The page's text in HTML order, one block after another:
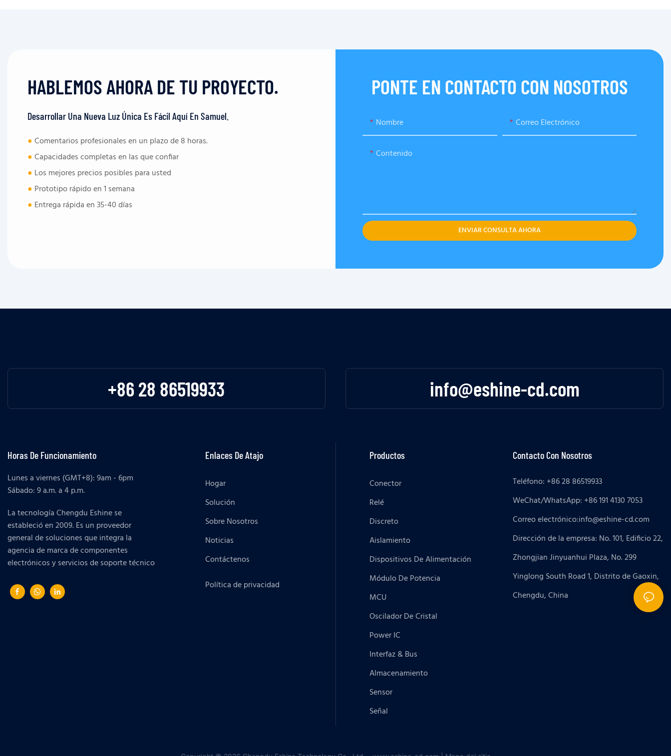
HABLEMOS AHORA DE TU PROYECTO.
Desarrollar Una Nueva Luz Única Es Fácil Aquí En Samuel.
●Comentarios profesionales en un plazo de 8 horas.
●Capacidades completas en las que confiar
● Los mejores precios posibles para usted
● Prototipo rápido en 1 semana
● Entrega rápida en 35-40 días
PONTE EN CONTACTO CON NOSOTROS
Nombre Correo Electrónico
Contenido
ENVIAR CONSULTA AHORA
+86 28 86519933 info@eshine-cd.com
Horas De Funcionamiento
Lunes a viernes (GMT+8): 9am - 6pm
Sábado: 9 a.m. a 4 p.m.
La tecnología Chengdu Eshine se
estableció en 2009. Es un proveedor
general de soluciones que integra la
agencia de marca de componentes
electrónicos y servicios de soporte técnico
Enlaces De Atajo
Hogar
Solución
Sobre Nosotros
Noticias
Contáctenos
Política de privacidad
Productos
Conector
Relé
Discreto
Aislamiento
Dispositivos De Alimentación
Módulo De Potencia
MCU
Oscilador De Cristal
Power IC
Interfaz & Bus
Almacenamiento
Sensor
Señal
Contacto Con Nosotros
Teléfono: +86 28 86519933
WeChat/WhatsApp: +86 191 4130 7053
Correo electrónico:info@eshine-cd.com
Dirección de la empresa: No. 101, Edificio 22,
Zhongjian Jinyuanhui Plaza, No. 299
Yinglong South Road 1, Distrito de Gaoxin,
Chengdu, China